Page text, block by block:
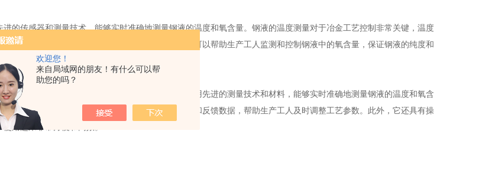
欢迎您！
来自局域网的朋友！有什么可以帮
助您的吗？
传感器和测量技术，能够实时准确地测量钢液的温度和氧含量。钢液的温度测量对于冶金工艺控制非常关键，温度
质和结构发生变化，影响产品的质量。定氧功能则可以帮助生产工人监测和控制钢液中的氧含量，保证钢液的纯度和
优点。首先，它具有高精度和稳定性。传感器采用先进的测量技术和材料，能够实时准确地测量钢液的温度和氧含
性。其次，它具有快速响应的特点，可以迅速测量和反馈数据，帮助生产工人及时调整工艺参数。此外，它还具有操
用起来非常方便和高效。